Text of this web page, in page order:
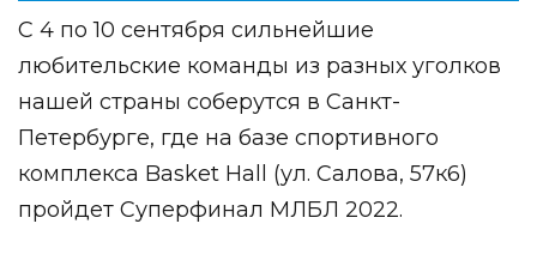
С 4 по 10 сентября сильнейшие
любительские команды из разных уголков
нашей страны соберутся в Санкт-
Петербурге, где на базе спортивного
комплекса Basket Hall (ул. Салова, 57к6)
пройдет Суперфинал МЛБЛ 2022.